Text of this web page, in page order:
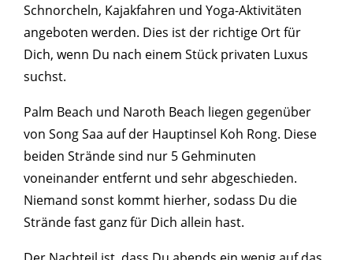
Schnorcheln, Kajakfahren und Yoga-Aktivitäten
angeboten werden. Dies ist der richtige Ort für
Dich, wenn Du nach einem Stück privaten Luxus
suchst.
Palm Beach und Naroth Beach liegen gegenüber
von Song Saa auf der Hauptinsel Koh Rong. Diese
beiden Strände sind nur 5 Gehminuten
voneinander entfernt und sehr abgeschieden.
Niemand sonst kommt hierher, sodass Du die
Strände fast ganz für Dich allein hast.